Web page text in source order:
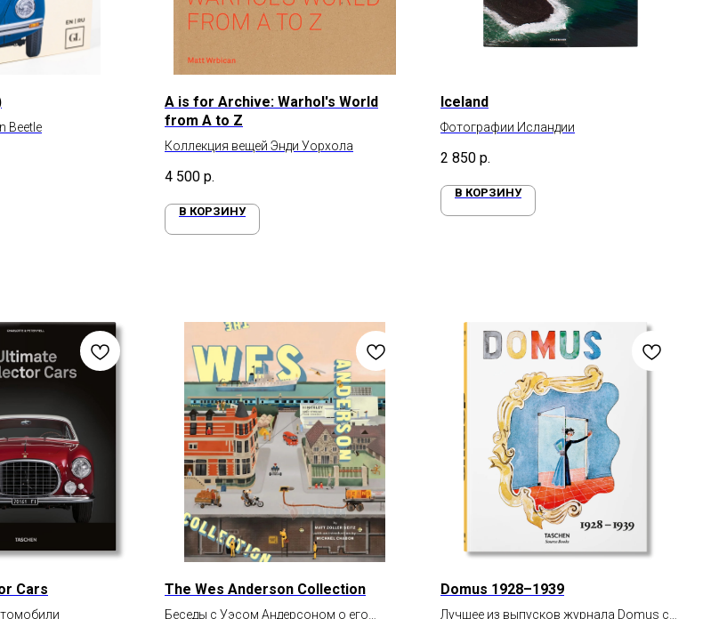
Beetle
A is for Archive: Warhol's World
from A to Z
Коллекция вещей Энди Уорхола
4 500 р.
В КОРЗИНУ
Iceland
Фотографии Исландии
2 850 р.
В КОРЗИНУ
Cars The Wes Anderson Collection
Беседы с Уэсом Андерсоном о его
Domus 1928–1939
Лучшее из выпусков журнала Domus с